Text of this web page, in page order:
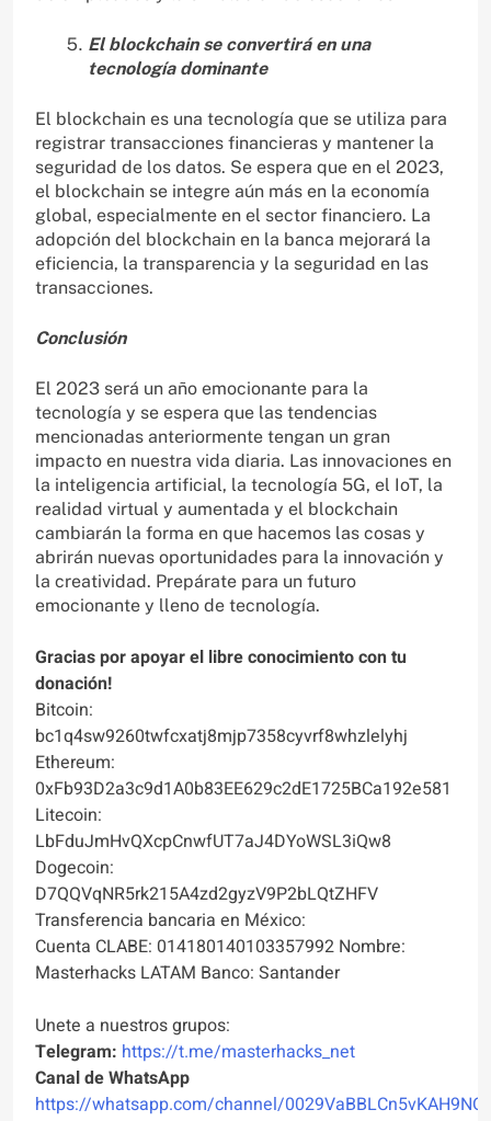
El blockchain se convertirá en una
tecnología dominante
El blockchain es una tecnología que se utiliza para
registrar transacciones financieras y mantener la
seguridad de los datos. Se espera que en el 2023,
el blockchain se integre aún más en la economía
global, especialmente en el sector financiero. La
adopción del blockchain en la banca mejorará la
eficiencia, la transparencia y la seguridad en las
transacciones.
Conclusión
El 2023 será un año emocionante para la
tecnología y se espera que las tendencias
mencionadas anteriormente tengan un gran
impacto en nuestra vida diaria. Las innovaciones en
la inteligencia artificial, la tecnología 5G, el IoT, la
realidad virtual y aumentada y el blockchain
cambiarán la forma en que hacemos las cosas y
abrirán nuevas oportunidades para la innovación y
la creatividad. Prepárate para un futuro
emocionante y lleno de tecnología.
Gracias por apoyar el libre conocimiento con tu
donación!
Bitcoin:
bc1q4sw9260twfcxatj8mjp7358cyvrf8whzlelyhj
Ethereum:
0xFb93D2a3c9d1A0b83EE629c2dE1725BCa192e581
Litecoin:
LbFduJmHvQXcpCnwfUT7aJ4DYoWSL3iQw8
Dogecoin:
D7QQVqNR5rk215A4zd2gyzV9P2bLQtZHFV
Transferencia bancaria en México:
Cuenta CLABE: 014180140103357992 Nombre:
Masterhacks LATAM Banco: Santander
Unete a nuestros grupos:
Telegram: https://t.me/masterhacks_net
Canal de WhatsApp
https://whatsapp.com/channel/